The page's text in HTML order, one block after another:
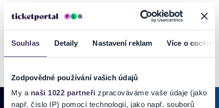
Souhlas Detaily Nastavení reklam Více o cookies
Zodpovědné používání vašich údajů
My a naši 1022 partneři zpracováváme vaše údaje (jako
např. číslo IP) pomocí technologií, jako např. souborů